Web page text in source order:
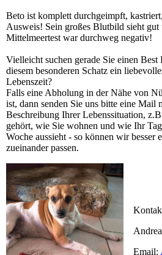
Beto ist komplett durchgeimpft,
Ausweis! Sein großes Blutbild sieht
Mittelmeertest war durchweg negativ!
Vielleicht suchen gerade Sie einen Best
diesem besonderen Schatz ein
Lebenszeit?
Falls eine Abholung in der Nähe von
ist, dann senden Sie uns bitte eine Mail
Beschreibung Ihrer Lebenssituation,
gehört, wie Sie wohnen und wie Ihr
Woche aussieht - so können wir besser
zueinander passen.
Email: